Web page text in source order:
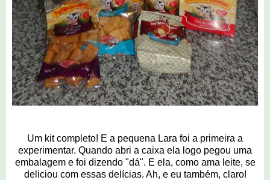
Um kit completo! E a pequena Lara foi a primeira a
experimentar. Quando abri a caixa ela logo pegou uma
embalagem e foi dizendo "dá". E ela, como ama leite, se
deliciou com essas delícias. Ah, e eu também, claro!